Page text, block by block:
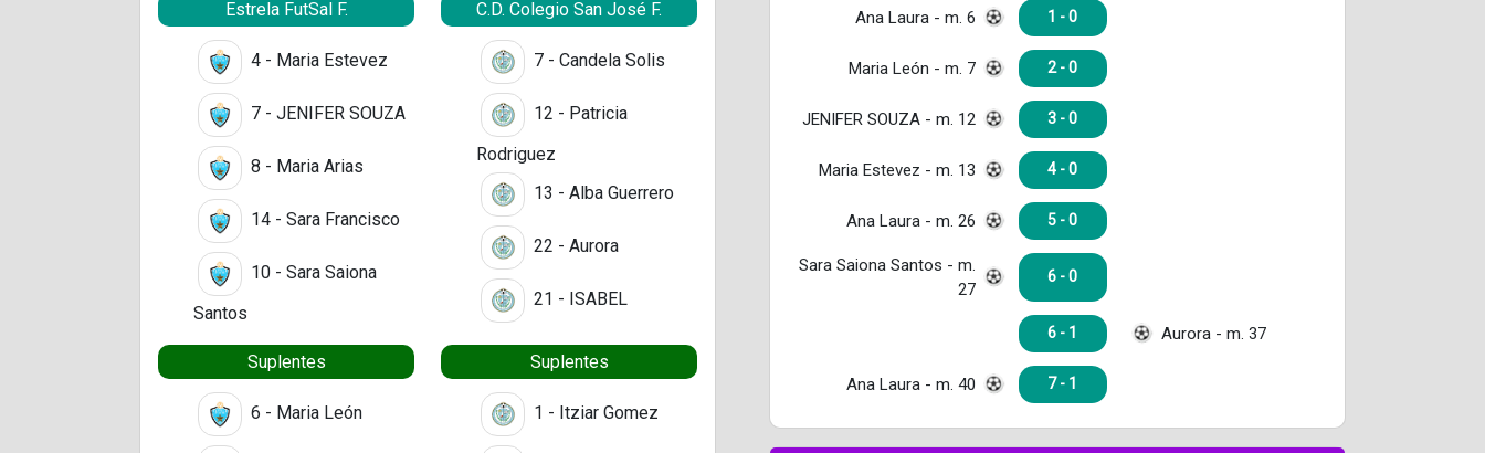
Estrela FutSal F.
4 - Maria Estevez
7 - JENIFER SOUZA
8 - Maria Arias
14 - Sara Francisco
10 - Sara Saiona
Santos
Suplentes
6 - Maria León
C.D. Colegio San José F.
7 - Candela Solis
12 - Patricia
Rodriguez
13 - Alba Guerrero
22 - Aurora
21 - ISABEL
Suplentes
1 - Itziar Gomez
Ana Laura - m. 6 1 - 0
Maria León - m. 7 2 - 0
JENIFER SOUZA - m. 12 3 - 0
Maria Estevez - m. 13 4 - 0
Ana Laura - m. 26 5 - 0
Sara Saiona Santos - m.
27
6 - 0
6 - 1 Aurora - m. 37
Ana Laura - m. 40 7 - 1